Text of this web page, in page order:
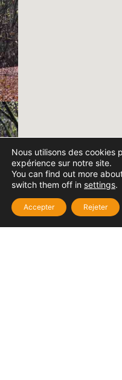
Nous utilisons des cookies
expérience sur notre site.
You can find out more
switch them off in settings.
Accepter Rejeter